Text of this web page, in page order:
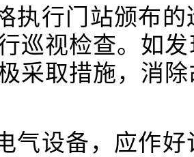
执行门站颁布
巡视检查。如
采取措施，消
气设备，应作